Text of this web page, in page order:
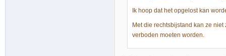
Ik hoop dat het opgelost kan
Met die rechtsbijstand kan ze
verboden moeten worden.